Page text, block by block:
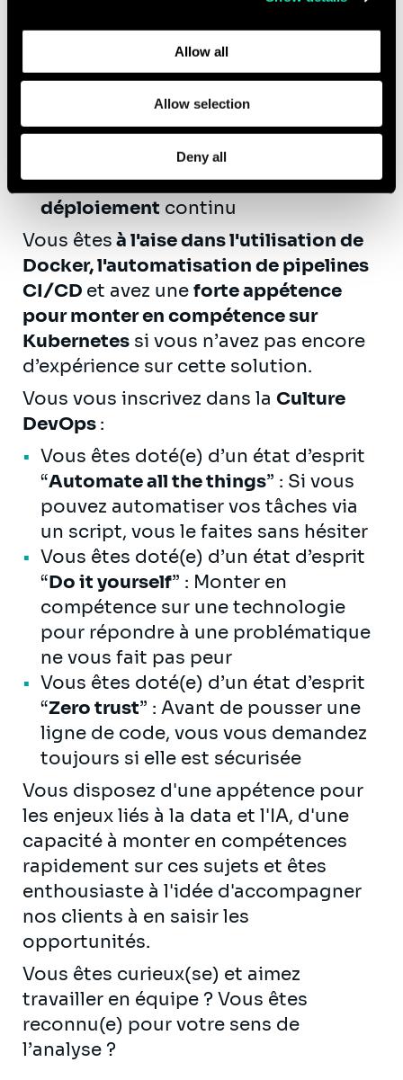
and how we process personal data in ourPrivacy Policy.
Allow all
Allow selection
Deny all
au moins une plateforme
de services Cloud(GCP, AWS, Azure)
C’est un plus si vous êtes
familier(ère) avec des outils de
Infrastructure-as-Code tels que
Terraform
Vous êtes familier(ère) avec des
techniques et outils d’intégrationet
déploiement continu
Vous êtes à l'aise dans l'utilisation de
Docker, l'automatisation de pipelines
CI/CD et avez une forte appétence
pour monter en compétence sur
Kubernetes si vous n’avez pas encore
d’expérience sur cette solution.
Vous vous inscrivez dans la Culture
DevOps :
Vous êtes doté(e) d’un état d’esprit
“Automate all the things” : Si vous
pouvez automatiser vos tâches via
un script, vous le faites sans hésiter
Vous êtes doté(e) d’un état d’esprit
“Do it yourself” : Monter en
compétence sur une technologie
pour répondre à une problématique
ne vous fait pas peur
Vous êtes doté(e) d’un état d’esprit
“Zero trust” : Avant de pousser une
ligne de code, vous vous demandez
toujours si elle est sécurisée
Vous disposez d'une appétence pour
les enjeux liés à la data et l'IA, d'une
capacité à monter en compétences
rapidement sur ces sujets et êtes
enthousiaste à l'idée d'accompagner
nos clients à en saisir les
opportunités.
Vous êtes curieux(se) et aimez
travailler en équipe ? Vous êtes
reconnu(e) pour votre sens de
l’analyse ?